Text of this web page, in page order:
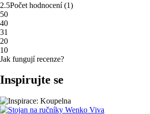
2.5Počet hodnocení(1)
50
40
31
20
10
Jak fungují recenze?
Inspirujte se